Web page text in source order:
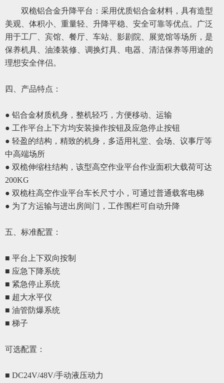
双桅铝合金升降平台：采用优质铝合金材料，具有造型
美观、体积小、重量轻、升降平稳、安全可靠等优点。广泛
用于工厂、宾馆、餐厅、车站、影剧院、展览馆等场所，是
保养机具、油漆装修、调换灯具、电器、清洁保养等用途的
理想安全伴侣。
四、 产品特点：
● 铝合金材质机身，整机轻巧，方便移动、运输
● 工作平台上下方均安装操作按钮及应急停止按钮
● 轻盈的结构，精致的机身，多适用礼堂、会场、议事厅等
中高端场所
● 双桅伸缩柱结构，该型高空作业平台作业面积大载荷可达
200KG
● 双桅柱高空作业平台车长尺寸小，可通过普通载客电梯
● 为了方运输与进出房间门，工作围栏可自动升降
五、 标准配置 ：
■ 平台上下双向按制
■ 应急下降系统
■ 紧急停止系统
■ 超大水平仪
■ 油管防爆系统
■ 梯子
可选配置 ：
■ DC24V/48V/手动液压动力